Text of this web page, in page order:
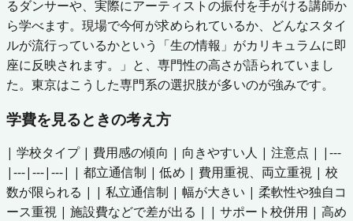
るダンサーや、実際にアーティストの振付を手がける講師か
ら学べます。現場で今何が求められているか、どんなスタイ
ルが流行っているかという「生の情報」がカリキュラムに即
座に反映されます。」と、専門性の高さが語られていまし
た。東京はこうした専門系の選択肢が多いのが強みです。
学費を見るときの考え方
| 学校タイプ | 費用感の傾向 | 向きやすい人 | 注意点 | |---
|---|---|---| | 都立通信制 | 低め | 費用重視、両立重視 | 校
数が限られる | | 私立通信制 | 幅が大きい | 柔軟性や独自コ
ース重視 | 施設費などで差が出る | | サポート校併用 | 高め